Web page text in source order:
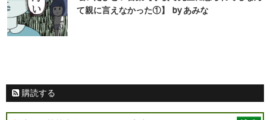
て親に言えなかった①】 by あみな
購読する